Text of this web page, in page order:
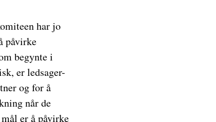
har jo
påvirke
begynte i
er ledsager-
og for å
når de
er å påvirke